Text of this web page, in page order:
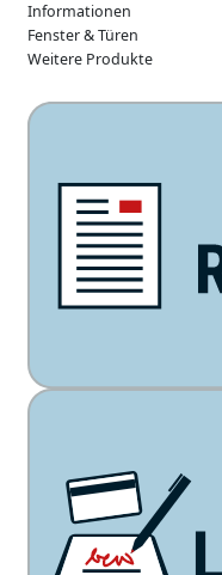
Informationen
Fenster & Türen
Weitere Produkte